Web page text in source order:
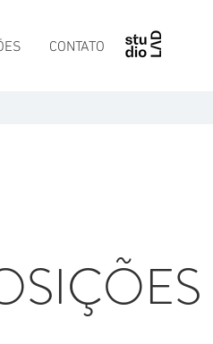
CONTATO